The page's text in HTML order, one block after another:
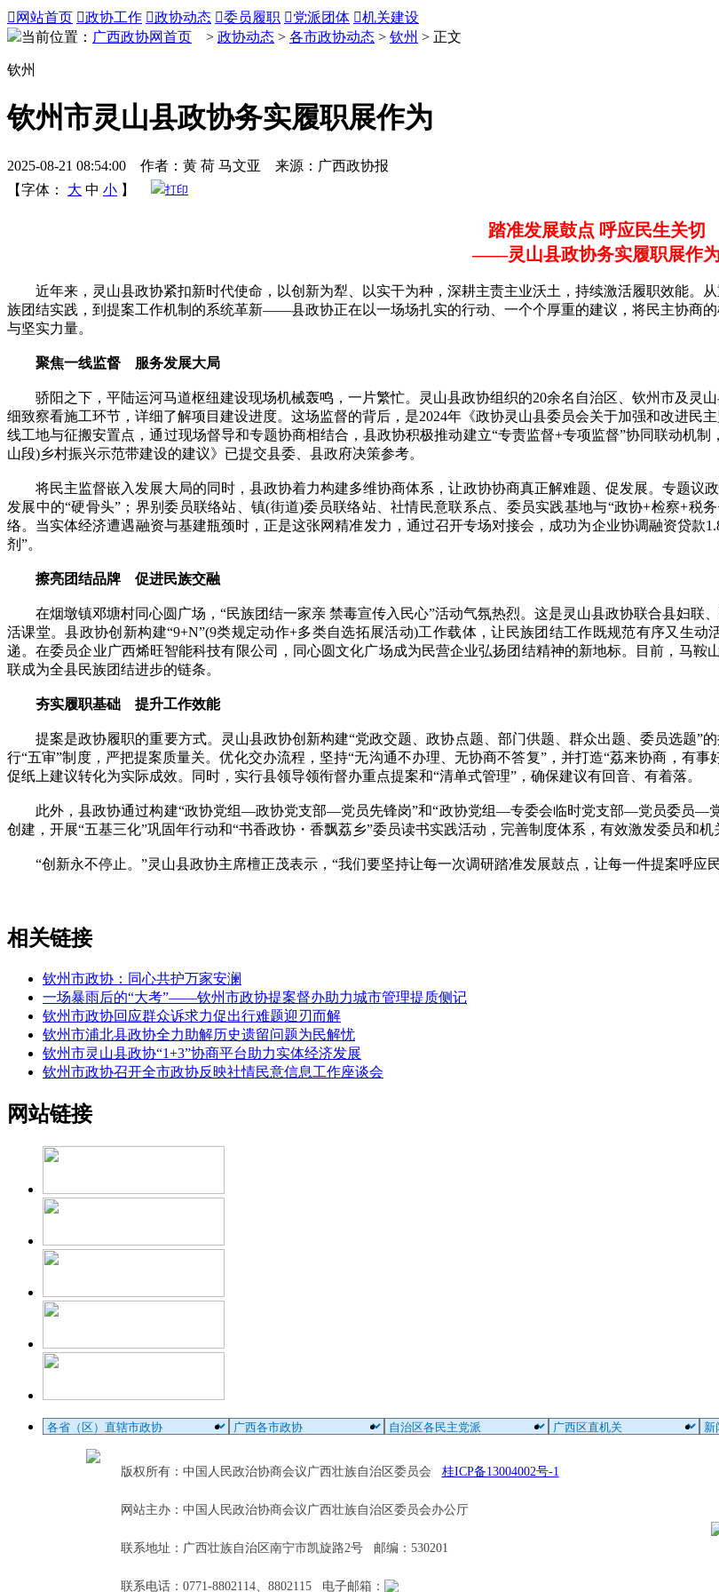
 网站首页 政协工作 政协动态 委员履职 党派团体 机关建设
当前位置： 广西政协网首页 > 政协动态 > 各市政协动态 > 钦州 > 正文
钦州
钦州市灵山县政协务实履职展作为
2025-08-21 08:54:00 作者：黄 荷 马文亚 来源：广西政协报
【字体：
大 中 小 】 打印
踏准发展鼓点 呼应民生关切
——灵山县政协务实履职展作为
近年来，灵山县政协紧扣新时代使命，以创新为犁、以实干为种，深耕主责主业沃土，持续激活履职效能。
族团结实践，到提案工作机制的系统革新——县政协正在以一场场扎实的行动、一个个厚重的建议，将民主协商
与坚实力量。
聚焦一线监督 服务发展大局
骄阳之下，平陆运河马道枢纽建设现场机械轰鸣，一片繁忙。灵山县政协组织的20余名自治区、钦州市及灵
细致察看施工环节，详细了解项目建设进度。这场监督的背后，是2024年《政协灵山县委员会关于加强和改进民
线工地与征搬安置点，通过现场督导和专题协商相结合，县政协积极推动建立“专责监督+专项监督”协同联动机
山段)乡村振兴示范带建设的建议》已提交县委、县政府决策参考。
将民主监督嵌入发展大局的同时，县政协着力构建多维协商体系，让政协协商真正解难题、促发展。专题议
发展中的“硬骨头”；界别委员联络站、镇(街道)委员联络站、社情民意联系点、委员实践基地与“政协+检察+税
络。当实体经济遭遇融资与基建瓶颈时，正是这张网精准发力，通过召开专场对接会，成功为企业协调融资贷款
剂”。
擦亮团结品牌 促进民族交融
在烟墩镇邓塘村同心圆广场，“民族团结一家亲 禁毒宣传入民心”活动气氛热烈。这是灵山县政协联合县妇联
活课堂。县政协创新构建“9+N”(9类规定动作+多类自选拓展活动)工作载体，让民族团结工作既规范有序又生
递。在委员企业广西烯旺智能科技有限公司，同心圆文化广场成为民营企业弘扬团结精神的新地标。目前，马
联成为全县民族团结进步的链条。
夯实履职基础 提升工作效能
提案是政协履职的重要方式。灵山县政协创新构建“党政交题、政协点题、部门供题、群众出题、委员选题”
行“五审”制度，严把提案质量关。优化交办流程，坚持“无沟通不办理、无协商不答复”，并打造“荔来协商，有
促纸上建议转化为实际成效。同时，实行县领导领衔督办重点提案和“清单式管理”，确保建议有回音、有着落。
此外，县政协通过构建“政协党组—政协党支部—党员先锋岗”和“政协党组—专委会临时党支部—党员委员—党
创建，开展“五基三化”巩固年行动和“书香政协・香飘荔乡”委员读书实践活动，完善制度体系，有效激发委员和
“创新永不停止。”灵山县政协主席檀正茂表示，“我们要坚持让每一次调研踏准发展鼓点，让每一件提案呼应
相关链接
钦州市政协：同心共护万家安澜
一场暴雨后的“大考”——钦州市政协提案督办助力城市管理提质侧记
钦州市政协回应群众诉求力促出行难题迎刃而解
钦州市浦北县政协全力助解历史遗留问题为民解忧
钦州市灵山县政协“1+3”协商平台助力实体经济发展
钦州市政协召开全市政协反映社情民意信息工作座谈会
网站链接
版权所有：中国人民政治协商会议广西壮族自治区委员会 桂ICP备13004002号-1
网站主办：中国人民政治协商会议广西壮族自治区委员会办公厅
联系地址：广西壮族自治区南宁市凯旋路2号 邮编：530201
联系电话：0771-8802114、8802115 电子邮箱：